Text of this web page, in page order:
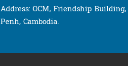
Address: OCM, Friendship
Penh, Cambodia.